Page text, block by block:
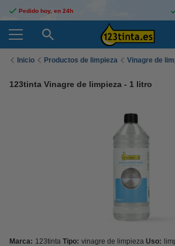
Pedido hoy, en 24h
Inicio Productos de limpieza Vinagre de
123tinta Vinagre de limpieza - 1 litro
Marca: 123tinta Tipo: vinagre de limpieza Uso: